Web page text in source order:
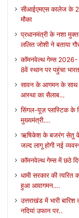
सीआईएमएस कालेज के
मौका
प्रधानमंत्री के नशा
ललित जोशी ने बताया
कॉमनवेल्थ गेम्स 2026-
8वें स्थान पर पहुंचा
सावन के आगमन के साथ
आस्था का सैलाब…
सिंगल-यूज़ प्लास्टिक के
मुख्यमंत्री….
ऋषिकेश के बजरंग सेतु के
जल्द लागू होगी नई
कॉमनवेल्थ गेम्स में छठे
धामी सरकार की त्वरित
हुआ आवागमन….
उत्तराखंड में भारी
नदियां उफान पर..